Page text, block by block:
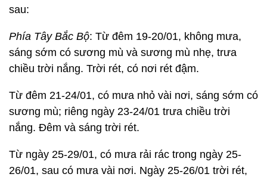
sau:
Phía Tây Bắc Bộ: Từ đêm 19-20/01, không mưa,
sáng sớm có sương mù và sương mù nhẹ, trưa
chiều trời nắng. Trời rét, có nơi rét đậm.
Từ đêm 21-24/01, có mưa nhỏ vài nơi, sáng sớm có
sương mù; riêng ngày 23-24/01 trưa chiều trời
nắng. Đêm và sáng trời rét.
Từ ngày 25-29/01, có mưa rải rác trong ngày 25-
26/01, sau có mưa vài nơi. Ngày 25-26/01 trời rét,